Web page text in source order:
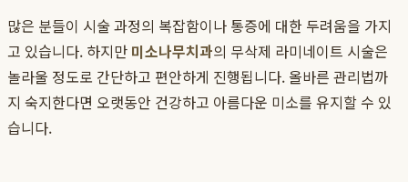
많은 분들이 시술 과정의 복잡함이나 통증에 대한 두려움을 가지
고 있습니다. 하지만 미소나무치과의 무삭제 라미네이트 시술은
놀라울 정도로 간단하고 편안하게 진행됩니다. 올바른 관리법까
지 숙지한다면 오랫동안 건강하고 아름다운 미소를 유지할 수 있
습니다.